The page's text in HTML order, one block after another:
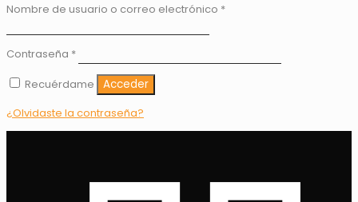
Nombre de usuario o correo electrónico *
Contraseña *
Recuérdame
Acceder
¿Olvidaste la contraseña?